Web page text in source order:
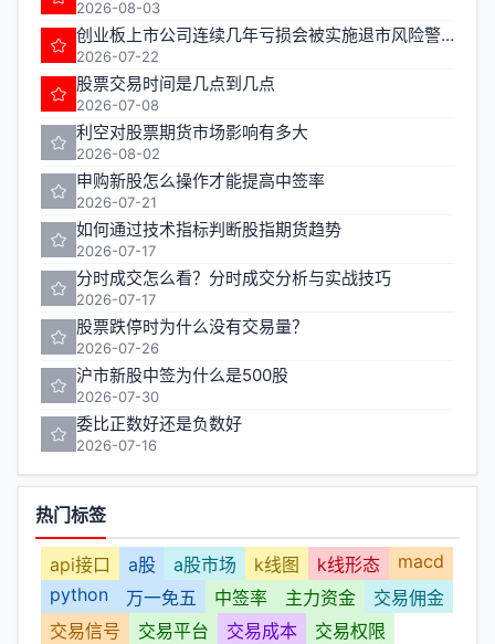
2026-08-03
创业板上市公司连续几年亏损会被实施退市风险警示
2026-07-22
股票交易时间是几点到几点
2026-07-08
利空对股票期货市场影响有多大
2026-08-02
申购新股怎么操作才能提高中签率
2026-07-21
如何通过技术指标判断股指期货趋势
2026-07-17
分时成交怎么看？分时成交分析与实战技巧
2026-07-17
股票跌停时为什么没有交易量？
2026-07-26
沪市新股中签为什么是500股
2026-07-30
委比正数好还是负数好
2026-07-16
热门标签
api接口 a股 a股市场 k线图 k线形态
macd
python
万一免五 中签率 主力资金
交易佣金
交易信号
交易平台 交易成本
交易权限